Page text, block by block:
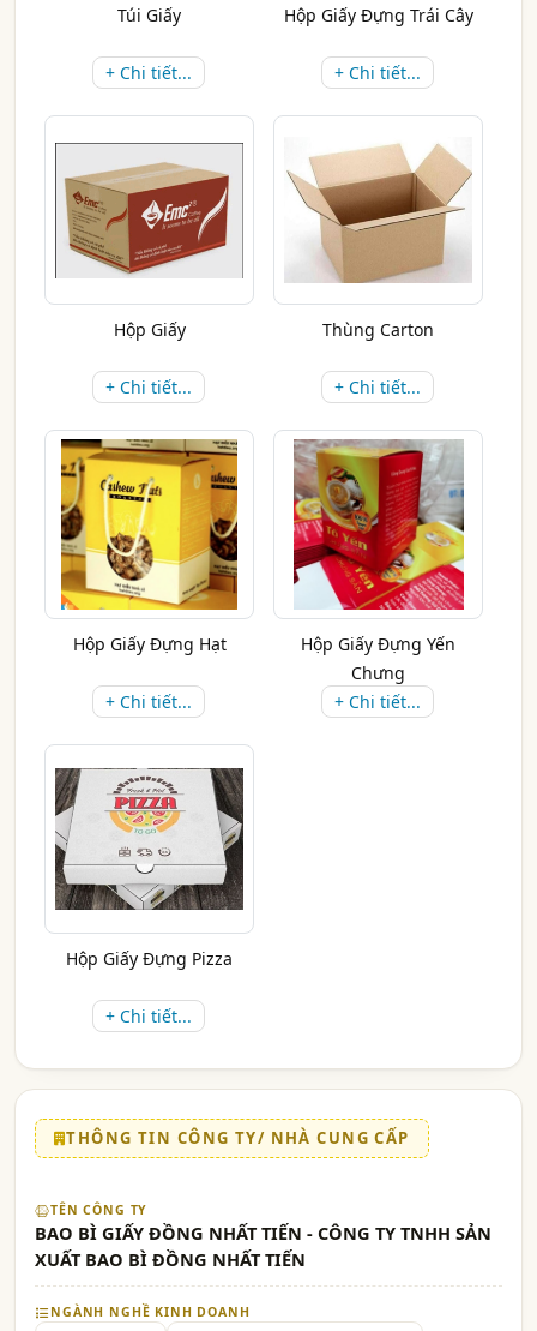
Túi Giấy
+ Chi tiết...
Hộp Giấy Đựng Trái Cây
+ Chi tiết...
Hộp Giấy
+ Chi tiết...
Thùng Carton
+ Chi tiết...
Hộp Giấy Đựng Hạt
+ Chi tiết...
Hộp Giấy Đựng Yến
Chưng
+ Chi tiết...
Hộp Giấy Đựng Pizza
+ Chi tiết...
THÔNG TIN CÔNG TY/ NHÀ CUNG CẤP
TÊN CÔNG TY
BAO BÌ GIẤY ĐỒNG NHẤT TIẾN - CÔNG TY TNHH SẢN
XUẤT BAO BÌ ĐỒNG NHẤT TIẾN
NGÀNH NGHỀ KINH DOANH